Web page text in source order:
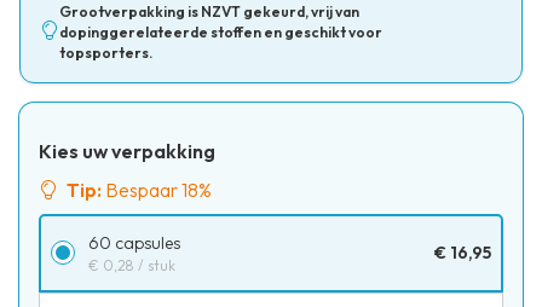
Grootverpakking is NZVT gekeurd, vrij van
dopinggerelateerde stoffen en geschikt voor
topsporters.
Kies uw verpakking
Tip: Bespaar 18%
60 capsules
€ 0,28 / stuk
€ 16,95